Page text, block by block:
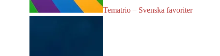
Tematrio – Svenska favoriter